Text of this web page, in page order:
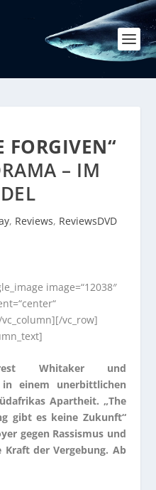
FORGIVEN“
– IM
, Reviews, ReviewsDVD
image=“12038″
vc_column][/vc_row]
Whitaker und
einem unerbittlichen
Apartheit. „The
gibt es keine Zukunft“
gegen Rassismus und
der Vergebung. Ab